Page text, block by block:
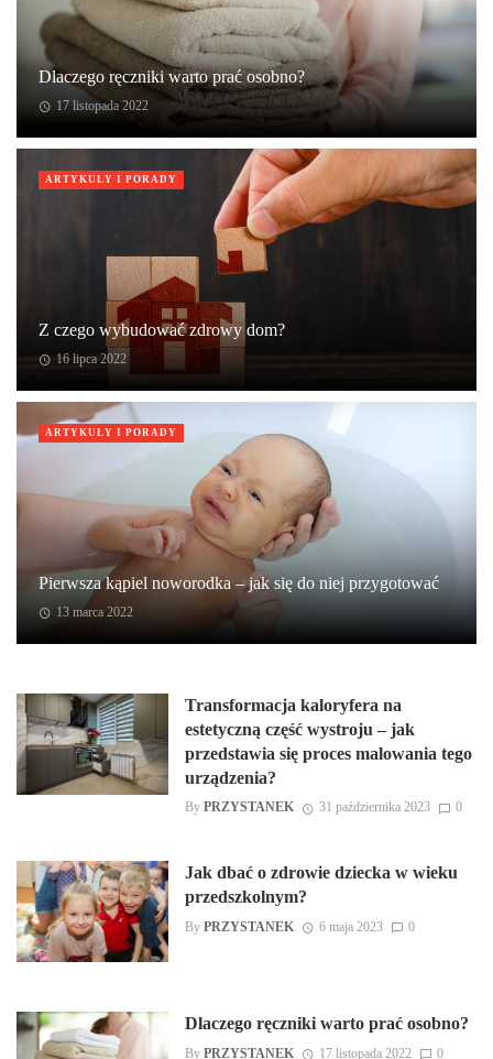
Dlaczego ręczniki warto prać osobno?
17 listopada 2022
Z czego wybudować zdrowy dom?
16 lipca 2022
ARTYKUŁY I PORADY
Pierwsza kąpiel noworodka – jak się do niej przygotować
13 marca 2022
ARTYKUŁY I PORADY
Transformacja kaloryfera na
estetyczną część wystroju – jak
przedstawia się proces malowania tego
urządzenia?
By PRZYSTANEK 31 października 2023 0
Jak dbać o zdrowie dziecka w wieku
przedszkolnym?
By PRZYSTANEK 6 maja 2023 0
Dlaczego ręczniki warto prać osobno?
By PRZYSTANEK 17 listopada 2022 0